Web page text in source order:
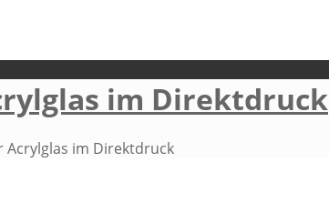
im Direktdruck
Acrylglas im Direktdruck